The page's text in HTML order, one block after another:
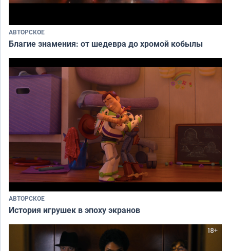
АВТОРСКОЕ
Благие знамения: от шедевра до хромой кобылы
АВТОРСКОЕ
История игрушек в эпоху экранов